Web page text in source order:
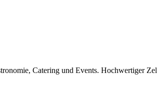
Catering und Events. Hochwertiger